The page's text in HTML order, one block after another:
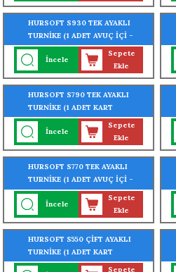
HURSOFT S930 TEK AYAKLI
TURNİKE (1 ADET AVUÇ İÇİ -
YÜZ - PARMAK İZİ OKUYUCU
TURNİKEYE MONTELİ)
İncele
Sepete
Ekle
HURSOFT S790 TEK AYAKLI
TURNİKE (1 ADET KART
OKUYUCU TURNİKEYE
MONTELİ)
İncele
Sepete
Ekle
HURSOFT S770 TEK AYAKLI
TURNİKE (1 ADET AVUÇ İÇİ -
PARMAK İZİ OKUYUCU
TURNİKEYE MONTELİ)
İncele
Sepete
Ekle
HURSOFT S550 ÇİFT AYAKLI
TURNİKE (1 ADET KART
OKUYUCU TURNİKEYE
Sepete